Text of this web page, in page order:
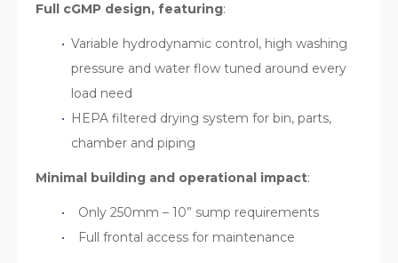
Full cGMP design, featuring:
Variable hydrodynamic control, high washing
pressure and water flow tuned around every
load need
HEPA filtered drying system for bin, parts,
chamber and piping
Minimal building and operational impact:
Only 250mm – 10” sump requirements
Full frontal access for maintenance